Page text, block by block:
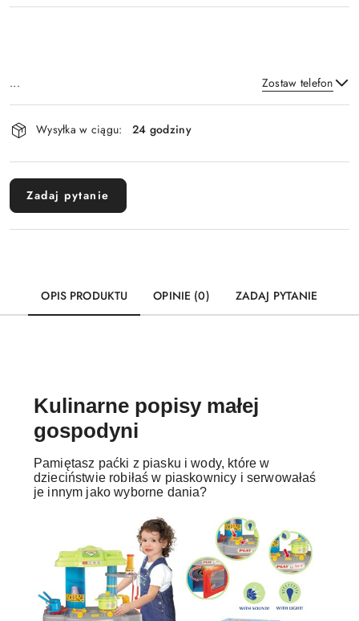
... Zostaw telefon
Dostępność
i
dostawa
Wysyłka w ciągu: 24 godziny
Zadaj pytanie
OPIS PRODUKTU OPINIE (0) ZADAJ PYTANIE
Kulinarne popisy małej
gospodyni
Pamiętasz paćki z piasku i wody, które w
dzieciństwie robiłaś w piaskownicy i serwowałaś
je innym jako wyborne dania?